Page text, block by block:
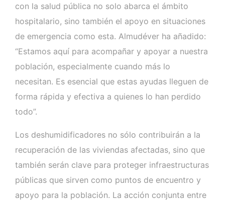
con la salud pública no solo abarca el ámbito
hospitalario, sino también el apoyo en situaciones
de emergencia como esta. Almudéver ha añadido:
“Estamos aquí para acompañar y apoyar a nuestra
población, especialmente cuando más lo
necesitan. Es esencial que estas ayudas lleguen de
forma rápida y efectiva a quienes lo han perdido
todo”.
Los deshumidificadores no sólo contribuirán a la
recuperación de las viviendas afectadas, sino que
también serán clave para proteger infraestructuras
públicas que sirven como puntos de encuentro y
apoyo para la población. La acción conjunta entre